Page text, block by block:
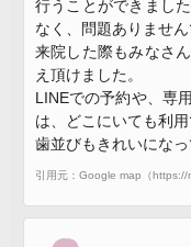
行うことができまし
なく、問題ありません
来院した際もみなさ
え頂けました。
LINEでの予約や、専
は、どこにいても利
歯並びもきれいになっ
引用元：Google map（